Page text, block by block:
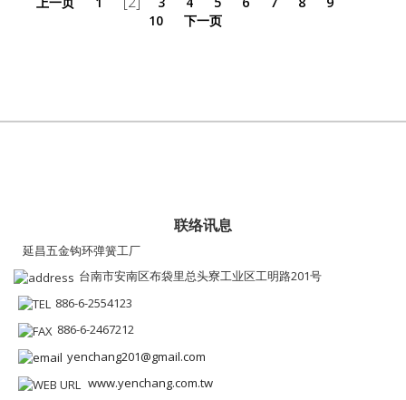
10
下一页
联络讯息
延昌五金钩环弹簧工厂
台南市安南区布袋里总头寮工业区工明路201号
886-6-2554123
886-6-2467212
yenchang201@gmail.com
www.yenchang.com.tw